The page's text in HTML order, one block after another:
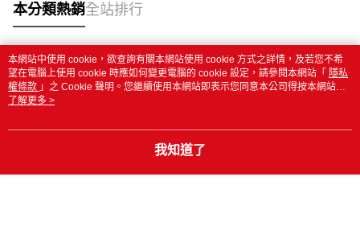
本分類熱銷全站排行
熱門標籤
本網站中使用 cookie，欲查詢有關本網站使用 cookie 方式之詳情，及若您不希
望在電腦上使用 cookie 時應如何變更電腦的 cookie 設定，請參閱本網站「 隱私
權條款 」之 Cookie 聲明。您繼續使用本網站即表示您同意本公司得按本網站使
用條款之 Cookie 聲明使用 cookie。
了解更多 >
我知道了